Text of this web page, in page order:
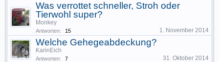
Was verrottet schneller, Stroh oder
Tierwohl super?
Monkey
Antworten: 15 1. November 2014
Welche Gehegeabdeckung?
KarinEich
Antworten: 7 31. Oktober 2014